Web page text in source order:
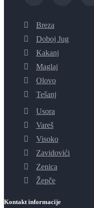
Breza
Doboj Jug
Kakanj
Maglaj
Olovo
Tešanj
Usora
Vareš
Visoko
Zavidovići
Zenica
Žepče
Kontakt informacije